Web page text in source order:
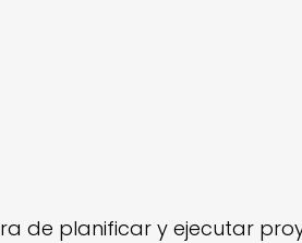
de planificar y ejecutar